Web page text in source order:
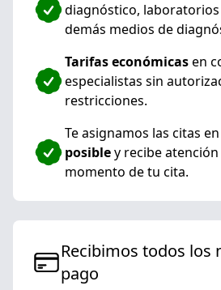
diagnóstico, laboratorios
demás medios de
Tarifas económicasen
especialistas sin
restricciones.
Te asignamos las citas
posibley recibe
momento de tu cita.
Recibimos todos los
pago